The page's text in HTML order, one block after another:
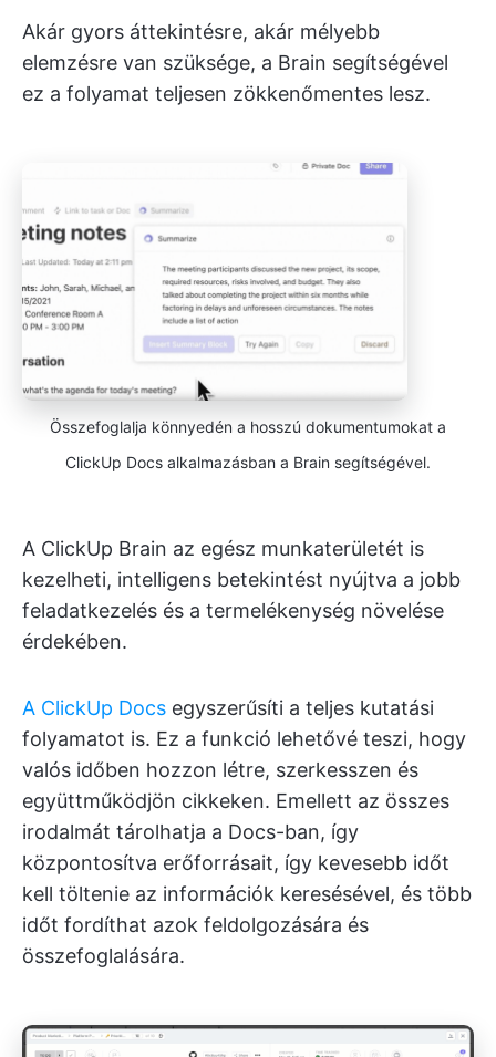
Akár gyors áttekintésre, akár mélyebb
elemzésre van szüksége, a Brain segítségével
ez a folyamat teljesen zökkenőmentes lesz.
Összefoglalja könnyedén a hosszú dokumentumokat a
ClickUp Docs alkalmazásban a Brain segítségével.
A ClickUp Brain az egész munkaterületét is
kezelheti, intelligens betekintést nyújtva a jobb
feladatkezelés és a termelékenység növelése
érdekében.
A ClickUp Docs egyszerűsíti a teljes kutatási
folyamatot is. Ez a funkció lehetővé teszi, hogy
valós időben hozzon létre, szerkesszen és
együttműködjön cikkeken. Emellett az összes
irodalmát tárolhatja a Docs-ban, így
központosítva erőforrásait, így kevesebb időt
kell töltenie az információk keresésével, és több
időt fordíthat azok feldolgozására és
összefoglalására.